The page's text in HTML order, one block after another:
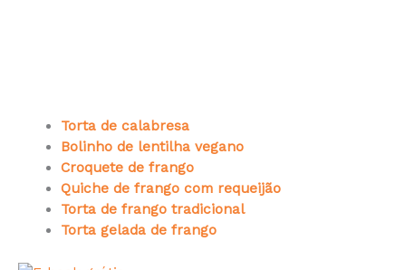
Torta de calabresa
Bolinho de lentilha vegano
Croquete de frango
Quiche de frango com requeijão
Torta de frango tradicional
Torta gelada de frango